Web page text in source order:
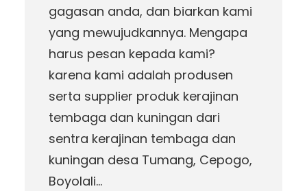
gagasan anda, dan biarkan kami
yang mewujudkannya. Mengapa
harus pesan kepada kami?
karena kami adalah produsen
serta supplier produk kerajinan
tembaga dan kuningan dari
sentra kerajinan tembaga dan
kuningan desa Tumang, Cepogo,
Boyolali…